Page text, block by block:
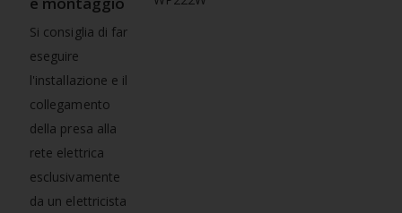
Si consiglia di far
eseguire
l'installazione e il
collegamento
della presa alla
rete elettrica
esclusivamente
da un elettricista